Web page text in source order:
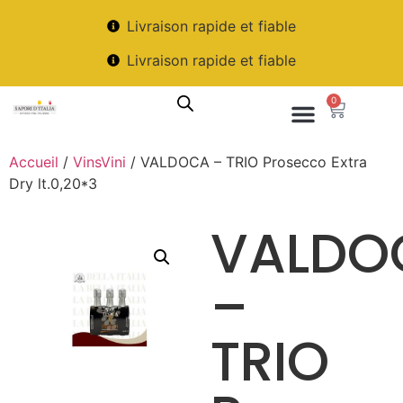
Livraison rapide et fiable
Livraison rapide et fiable
0
Accueil / VinsVini / VALDOCA – TRIO Prosecco Extra
Dry lt.0,20*3
–
TRIO